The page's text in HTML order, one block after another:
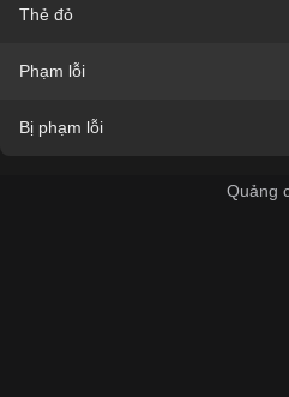
Thẻ đỏ
Phạm lỗi
Bị phạm lỗi